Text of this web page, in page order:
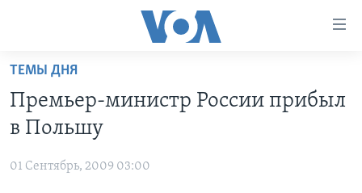
Перейти
основной
контент
ПРОГРАММЫ
НОВОСТИ ЗА МИНУТУ
УЧИМ АНГЛИЙСКИЙ
ЭКСПЕРТИЗА
ТЕМЫ ДНЯ
Премьер-министр России прибыл
в Польшу
01 Сентябрь, 2009 03:00